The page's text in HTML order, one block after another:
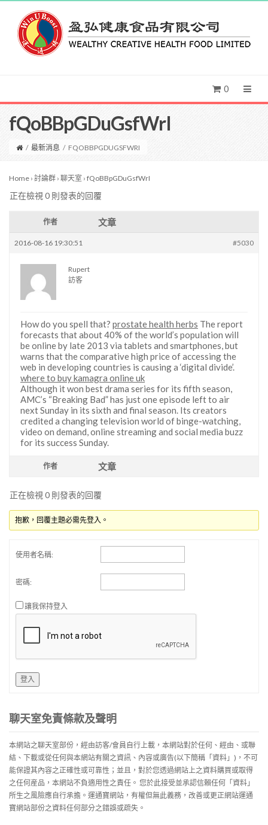
0
fQoBBpGDuGsfWrI
/ 最新消息 / FQOBBPGDUGSFWRI
Home › 討論群 › 聊天室 › fQoBBpGDuGsfWrI
正在檢視 0 則發表的回覆
作者 文章
2016-08-16 19:30:51 #5030
Rupert
訪客
How do you spell that? prostate health herbs The report
forecasts that about 40% of the world’s population will
be online by late 2013 via tablets and smartphones, but
warns that the comparative high price of accessing the
web in developing countries is causing a ‘digital divide’.
where to buy kamagra online uk
Although it won best drama series for its fifth season,
AMC’s “Breaking Bad” has just one episode left to air
next Sunday in its sixth and final season. Its creators
credited a changing television world of binge-watching,
video on demand, online streaming and social media buzz
for its success Sunday.
作者 文章
正在檢視 0 則發表的回覆
抱歉，回覆主題必需先登入。
使用者名稱:
密碼:
讓我保持登入
登入
聊天室免責條款及聲明
本網站之聊天室部份，經由訪客/會員自行上載，本網站對於任何、經由、或聯
結、下載或從任何與本網站有關之資訊、內容或廣告(以下簡稱「資料」)，不可
能保證其內容之正確性或可靠性；並且，對於您透過網站上之資料購買或取得
之任何産品，本網站不負適用性之責任。 您於此接受並承認信賴任何「資料」
所生之風險應自行承擔。運通寶網站，有權但無此義務，改善或更正網站運通
寶網站部份之資料任何部分之錯誤或疏失。